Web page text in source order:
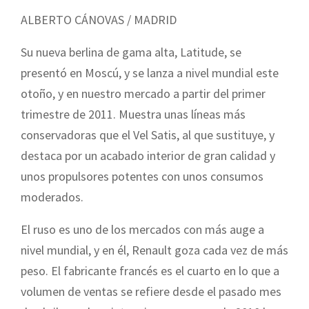
ALBERTO CÁNOVAS / MADRID
Su nueva berlina de gama alta, Latitude, se
presentó en Moscú, y se lanza a nivel mundial este
otoño, y en nuestro mercado a partir del primer
trimestre de 2011. Muestra unas líneas más
conservadoras que el Vel Satis, al que sustituye, y
destaca por un acabado interior de gran calidad y
unos propulsores potentes con unos consumos
moderados.
El ruso es uno de los mercados con más auge a
nivel mundial, y en él, Renault goza cada vez de más
peso. El fabricante francés es el cuarto en lo que a
volumen de ventas se refiere desde el pasado mes